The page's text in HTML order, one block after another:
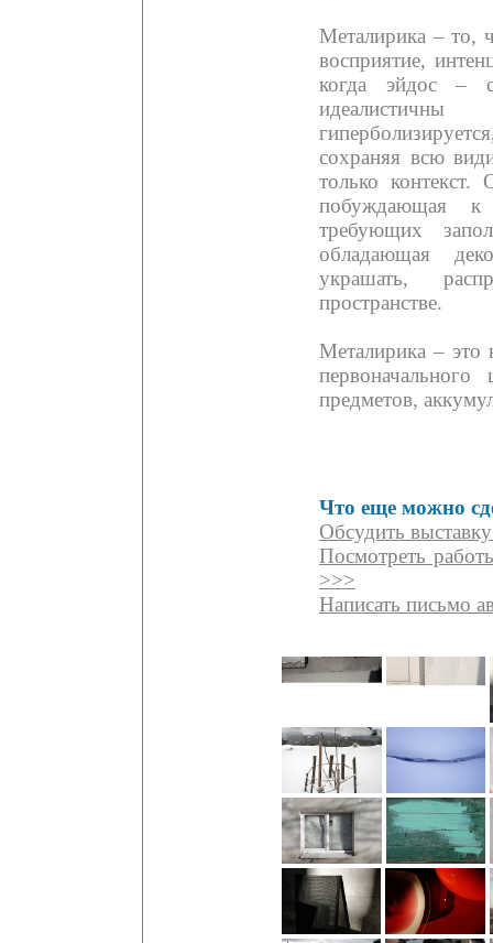
Металирика – то,
восприятие,
когда эйдос –
сохраняя всю
только контекст.
побуждающая к
требующих
обладающая
украшать,
пространстве.
Металирика – это
первоначального
предметов,
Что еще можно
Обсудить
Посмотреть
>>>
Написать письмо